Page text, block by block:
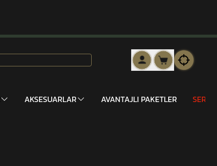
AKSESUARLAR AVANTAJLI PAKETLER SERİ